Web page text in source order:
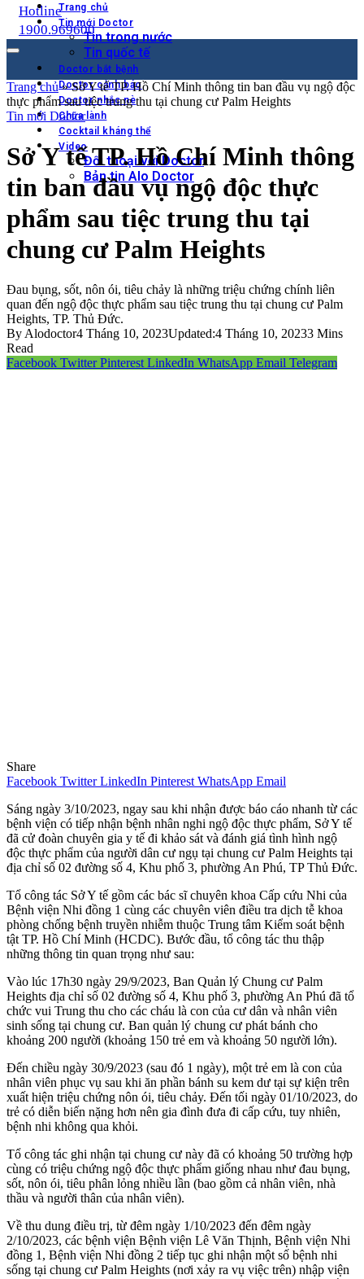
Trang chủ
Tin mới Doctor
Tin trong nước
Tin quốc tế
Doctor bắt bệnh
Doctor cảnh báo
Doctor nhắc nè
Chữa lành
Cocktail kháng thể
Video
Đối thoại với Doctor
Bản tin Alo Doctor
Hotline
1900.969600
Trang chủ»Sở Y tế TP. Hồ Chí Minh thông tin ban đầu vụ ngộ độc
thực phẩm sau tiệc trung thu tại chung cư Palm Heights
Tin mới Doctor
Sở Y tế TP. Hồ Chí Minh thông
tin ban đầu vụ ngộ độc thực
phẩm sau tiệc trung thu tại
chung cư Palm Heights
Đau bụng, sốt, nôn ói, tiêu chảy là những triệu chứng chính liên
quan đến ngộ độc thực phẩm sau tiệc trung thu tại chung cư Palm
Heights, TP. Thủ Đức.
By Alodoctor4 Tháng 10, 2023Updated:4 Tháng 10, 20233 Mins
Read
Facebook Twitter Pinterest LinkedIn WhatsApp Email Telegram
Share
Facebook Twitter LinkedIn Pinterest WhatsApp Email
Sáng ngày 3/10/2023, ngay sau khi nhận được báo cáo nhanh từ các
bệnh viện có tiếp nhận bệnh nhân nghi ngộ độc thực phẩm, Sở Y tế
đã cử đoàn chuyên gia y tế đi khảo sát và đánh giá tình hình ngộ
độc thực phẩm của người dân cư ngụ tại chung cư Palm Heights tại
địa chỉ số 02 đường số 4, Khu phố 3, phường An Phú, TP Thủ Đức.
Tổ công tác Sở Y tế gồm các bác sĩ chuyên khoa Cấp cứu Nhi của
Bệnh viện Nhi đồng 1 cùng các chuyên viên điều tra dịch tễ khoa
phòng chống bệnh truyền nhiễm thuộc Trung tâm Kiểm soát bệnh
tật TP. Hồ Chí Minh (HCDC). Bước đầu, tổ công tác thu thập
những thông tin quan trọng như sau:
Vào lúc 17h30 ngày 29/9/2023, Ban Quản lý Chung cư Palm
Heights địa chỉ số 02 đường số 4, Khu phố 3, phường An Phú đã tổ
chức vui Trung thu cho các cháu là con của cư dân và nhân viên
sinh sống tại chung cư. Ban quản lý chung cư phát bánh cho
khoảng 200 người (khoảng 150 trẻ em và khoảng 50 người lớn).
Đến chiều ngày 30/9/2023 (sau đó 1 ngày), một trẻ em là con của
nhân viên phục vụ sau khi ăn phần bánh su kem dư tại sự kiện trên
xuất hiện triệu chứng nôn ói, tiêu chảy. Đến tối ngày 01/10/2023, do
trẻ có diễn biến nặng hơn nên gia đình đưa đi cấp cứu, tuy nhiên,
bệnh nhi không qua khỏi.
Tổ công tác ghi nhận tại chung cư này đã có khoảng 50 trường hợp
cùng có triệu chứng ngộ độc thực phẩm giống nhau như đau bụng,
sốt, nôn ói, tiêu phân lỏng nhiều lần (bao gồm cả nhân viên, nhà
thầu và người thân của nhân viên).
Về thu dung điều trị, từ đêm ngày 1/10/2023 đến đêm ngày
2/10/2023, các bệnh viện Bệnh viện Lê Văn Thịnh, Bệnh viện Nhi
đồng 1, Bệnh viện Nhi đồng 2 tiếp tục ghi nhận một số bệnh nhi
sống tại chung cư Palm Heights (nơi xảy ra vụ việc trên) nhập viện